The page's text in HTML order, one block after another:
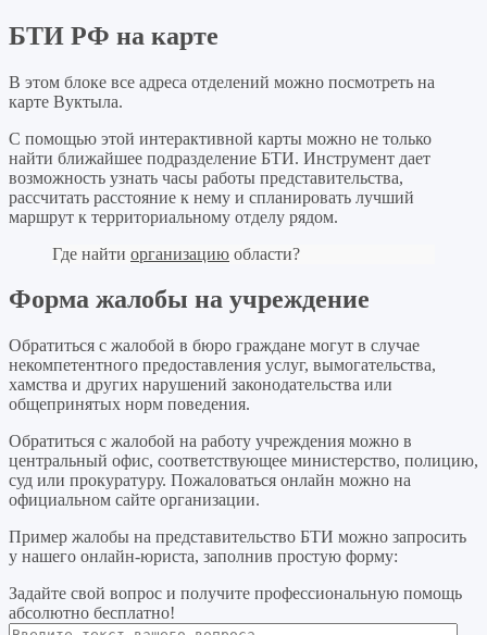
БТИ РФ на карте
В этом блоке все адреса отделений можно посмотреть на
карте Вуктыла.
С помощью этой интерактивной карты можно не только
найти ближайшее подразделение БТИ. Инструмент дает
возможность узнать часы работы представительства,
рассчитать расстояние к нему и спланировать лучший
маршрут к территориальному отделу рядом.
Где найти организацию области?
Форма жалобы на учреждение
Обратиться с жалобой в бюро граждане могут в случае
некомпетентного предоставления услуг, вымогательства,
хамства и других нарушений законодательства или
общепринятых норм поведения.
Обратиться с жалобой на работу учреждения можно в
центральный офис, соответствующее министерство, полицию,
суд или прокуратуру. Пожаловаться онлайн можно на
официальном сайте организации.
Пример жалобы на представительство БТИ можно запросить
у нашего онлайн-юриста, заполнив простую форму:
Задайте свой вопрос и получите профессиональную помощь
абсолютно бесплатно!